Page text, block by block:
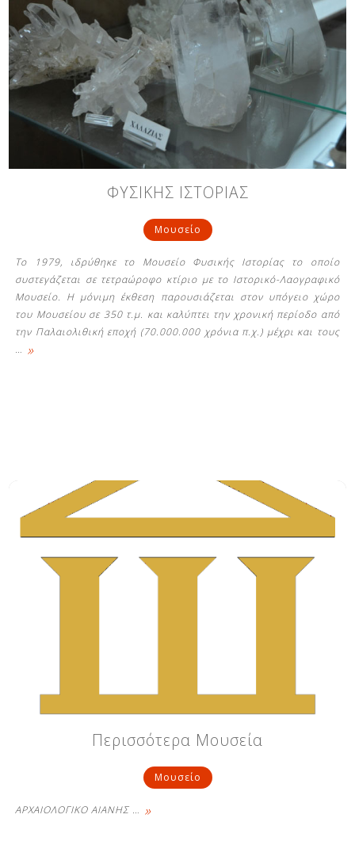
ΦΥΣΙΚΗΣ ΙΣΤΟΡΙΑΣ
Μουσείο
Το 1979, ιδρύθηκε το Μουσείο Φυσικής Ιστορίας το οποίο
συστεγάζεται σε τετραώροφο κτίριο με το Ιστορικό-Λαογραφικό
Μουσείο. Η μόνιμη έκθεση παρουσιάζεται στον υπόγειο χώρο
του Μουσείου σε 350 τ.μ. και καλύπτει την χρονική περίοδο από
την Παλαιολιθική εποχή (70.000.000 χρόνια π.χ.) μέχρι και τους
… »
Περισσότερα Μουσεία
Μουσείο
ΑΡΧΑΙΟΛΟΓΙΚΟ ΑΙΑΝΗΣ … »